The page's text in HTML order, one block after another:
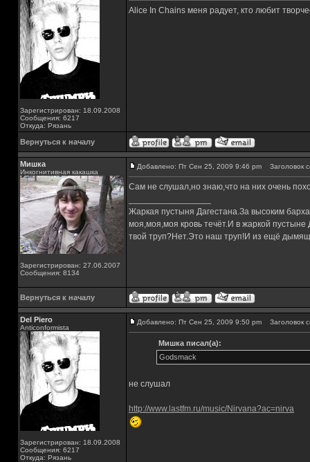
Зарегистрирован: 18.09.2008
Сообщения: 6217
Откуда: Рязань
Alice In Chains меня радует, кто любит
Вернуться к началу
Мишка
Инкогнитивная какашка
Зарегистрирован: 27.06.2007
Сообщения: 8134
Добавлено: Пт Сен 25, 2009 9:46 pm Заголовок
Сам не слушал,но знаю,что на них очень
Жаркая пустыня Дагестана.За высоким
моя,моя,моя кровь течёт.И в жаркой
твой труп?Нет.Это наш труп!И из ещё
Вернуться к началу
Del Piero
Аnticonformista
Зарегистрирован: 18.09.2008
Сообщения: 6217
Откуда: Рязань
Добавлено: Пт Сен 25, 2009 9:50 pm Заголовок
Мишка писал(а):
Godsmack
не слушал
http://www.lastfm.ru/music/Nirvana?ac=nirva